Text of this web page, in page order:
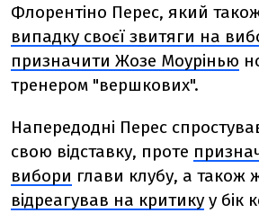
Флорентіно Перес, який
випадку своєї звитяги на
призначити Жозе Моурінью
тренером "вершкових".
Напередодні Перес
свою відставку, проте
вибори глави клубу, а також
відреагував на критику у бік